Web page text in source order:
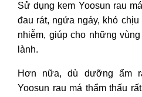
Sử dụng kem Yoosun rau
đau rát, ngứa ngáy, khó
nhiễm, giúp cho những
lành.
Hơn nữa, dù dưỡng ẩm
Yoosun rau má thẩm thấu